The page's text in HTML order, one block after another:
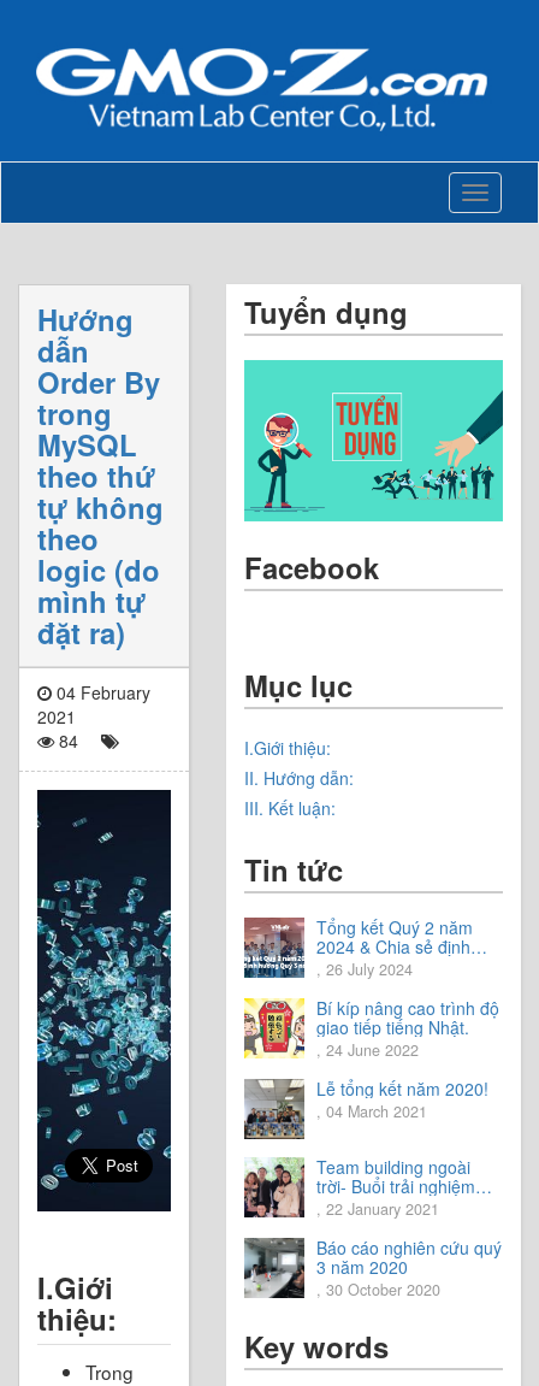
Toggle
Hướng
dẫn
Order By
trong
MySQL
theo thứ
tự không
theo
logic (do
mình tự
đặt ra)
04 February
2021
84
I.Giới
thiệu:
Trong
Tuyển dụng
Facebook
Mục lục
I.Giới thiệu:
II. Hướng dẫn:
III. Kết luận:
Tin tức
Tổng kết Quý 2 năm
2024 & Chia sẻ định
hướng Quý 3 năm 2024
, 26 July 2024
Bí kíp nâng cao trình độ
giao tiếp tiếng Nhật.
, 24 June 2022
Lễ tổng kết năm 2020!
, 04 March 2021
Team building ngoài
trời- Buổi trải nghiệm
tuyệt vời.
, 22 January 2021
Báo cáo nghiên cứu quý
3 năm 2020
, 30 October 2020
Key words